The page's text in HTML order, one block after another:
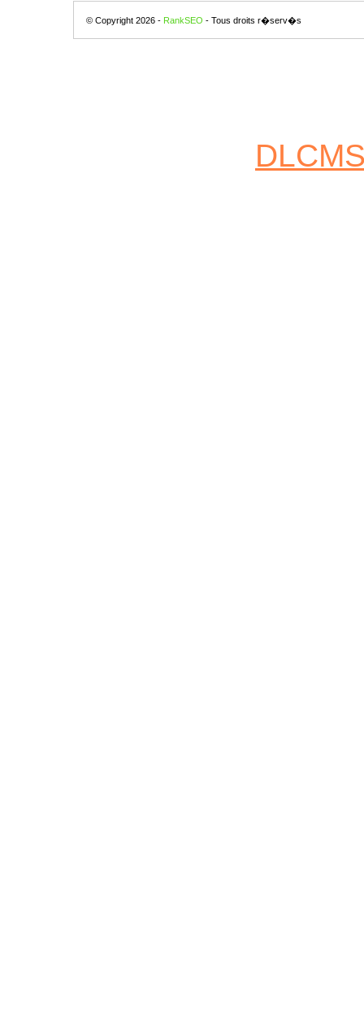
© Copyright 2026 - RankSEO - Tous droits r�serv�s